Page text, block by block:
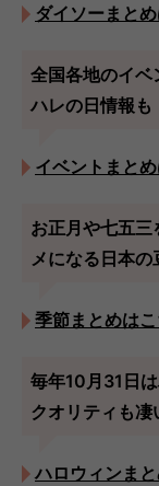
ダイソーまと
全国各地のイベ
ハレの日情報も
イベントまと
お正月や七五三
メになる日本の
季節まとめは
毎年10月31日
クオリティも凄
ハロウィンま